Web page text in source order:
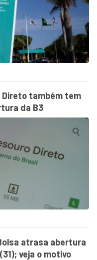
Direto também tem
da B3
atrasa abertura
veja o motivo